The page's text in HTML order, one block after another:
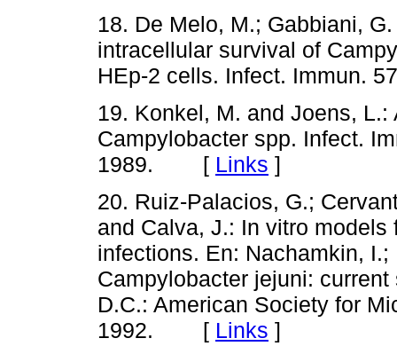
18. De Melo, M.; Gabbiani,
intracellular survival of
HEp-2 cells. Infect.
19. Konkel, M. and Joens,
Campylobacter spp. Infect.
1989. [ Links ]
20. Ruiz-Palacios, G.;
and Calva, J.: In vitro
infections. En: Nachamkin,
Campylobacter jejuni:
D.C.: American Society for
1992. [ Links ]